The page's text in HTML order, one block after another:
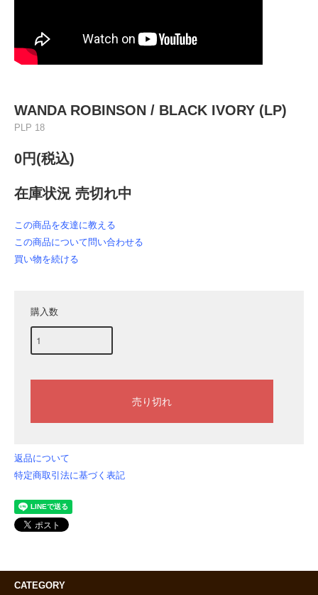
WANDA ROBINSON / BLACK IVORY (LP)
PLP 18
0円(税込)
在庫状況 売切れ中
この商品を友達に教える
この商品について問い合わせる
買い物を続ける
購入数
返品について
特定商取引法に基づく表記
CATEGORY